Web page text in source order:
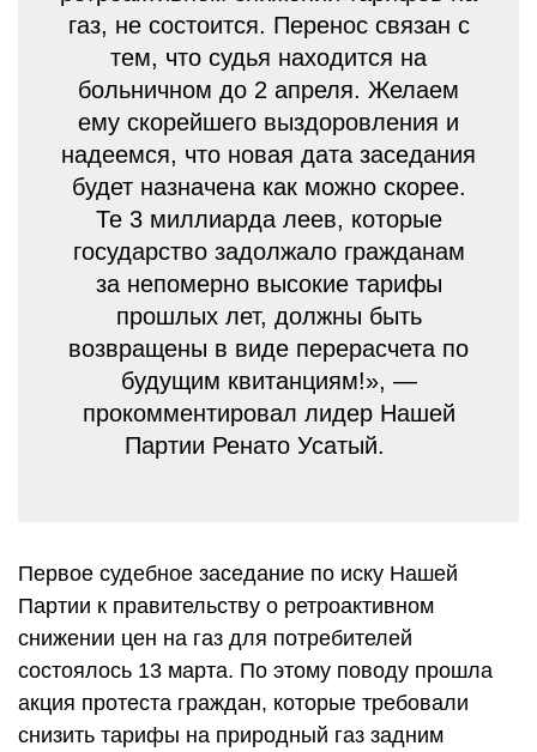
газ, не состоится. Перенос связан с
тем, что судья находится на
больничном до 2 апреля. Желаем
ему скорейшего выздоровления и
надеемся, что новая дата заседания
будет назначена как можно скорее.
Те 3 миллиарда леев, которые
государство задолжало гражданам
за непомерно высокие тарифы
прошлых лет, должны быть
возвращены в виде перерасчета по
будущим квитанциям!», —
прокомментировал лидер Нашей
Партии Ренато Усатый.
Первое судебное заседание по иску Нашей
Партии к правительству о ретроактивном
снижении цен на газ для потребителей
состоялось 13 марта. По этому поводу прошла
акция протеста граждан, которые требовали
снизить тарифы на природный газ задним